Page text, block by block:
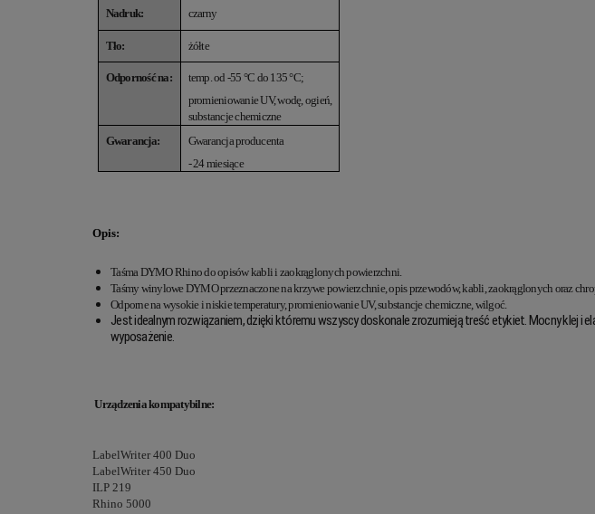
Nadruk: czarny
Tło: żółte
Odporność na: temp. od -55 °C do 135 °C;
promieniowanie UV, wodę, ogień,
substancje chemiczne
Gwarancja:
Gwarancja producenta
- 24 miesiące
Opis:
Taśma DYMO Rhino do opisów kabli i zaokrąglonych powierzchni.
Taśmy winylowe DYMO przeznaczone na krzywe powierzchnie, opis przewodów, kabli, zaokrąglonych oraz
Odporne na wysokie i niskie temperatury, promieniowanie UV, substancje chemiczne, wilgoć.
Jest idealnym rozwiązaniem, dzięki któremu wszyscy doskonale zrozumieją treść etykiet. Mocny klej i
wyposażenie.
Urządzenia kompatybilne:
LabelWriter 400 Duo
LabelWriter 450 Duo
ILP 219
Rhino 5000